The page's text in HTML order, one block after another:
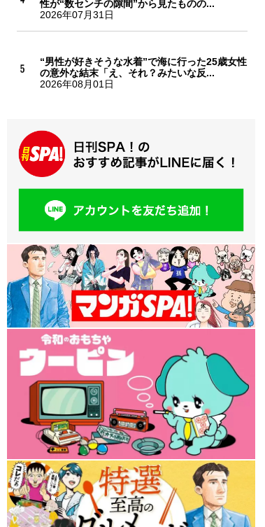
性が“数センチの隙間”から見たものの...
2026年07月31日
“男性が好きそうな水着”で海に行った25歳女性
の意外な結末「え、それ？みたいな反...
2026年08月01日